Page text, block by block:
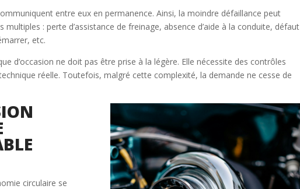
entre eux en permanence. Ainsi, la moindre défaillance peut
multiples : perte d’assistance de freinage, absence d’aide à la conduite, défaut
etc.
d’occasion ne doit pas être prise à la légère. Elle nécessite des contrôles
réelle. Toutefois, malgré cette complexité, la demande ne cesse de
circulaire se